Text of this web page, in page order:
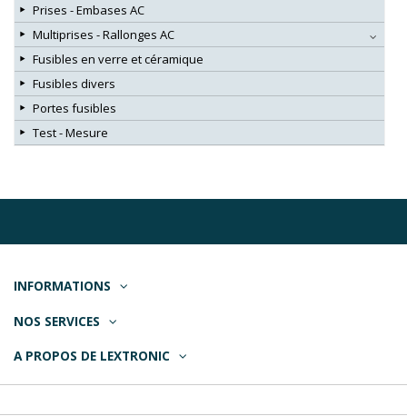
Prises - Embases AC
Multiprises - Rallonges AC
Fusibles en verre et céramique
Fusibles divers
Portes fusibles
Test - Mesure
INFORMATIONS
NOS SERVICES
A PROPOS DE LEXTRONIC